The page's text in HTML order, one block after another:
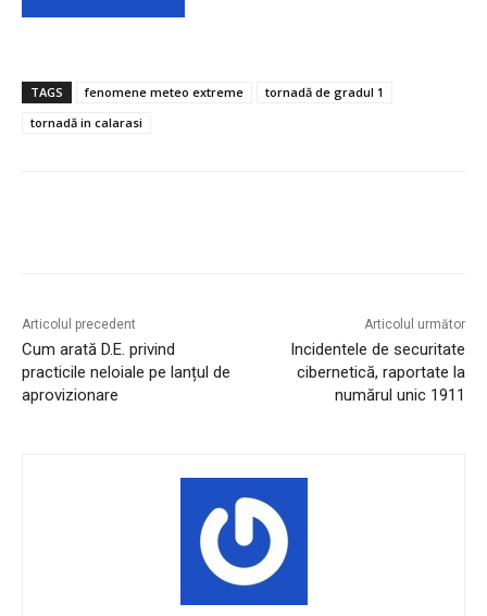
TAGS fenomene meteo extreme
tornadă de gradul 1
tornadă in calarasi
Articolul precedent
Cum arată D.E. privind
practicile neloiale pe lanțul de
aprovizionare
Articolul următor
Incidentele de securitate
cibernetică, raportate la
numărul unic 1911